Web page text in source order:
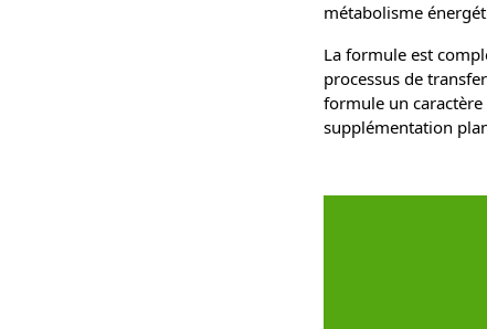
métabolisme
La formule est
processus de
formule un
supplémentation